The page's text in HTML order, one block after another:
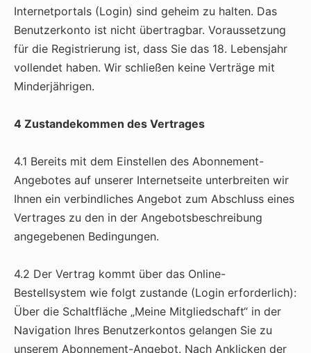
Internetportals (Login) sind geheim zu halten. Das
Benutzerkonto ist nicht übertragbar. Voraussetzung
für die Registrierung ist, dass Sie das 18. Lebensjahr
vollendet haben. Wir schließen keine Verträge mit
Minderjährigen.
4 Zustandekommen des Vertrages
4.1 Bereits mit dem Einstellen des Abonnement-
Angebotes auf unserer Internetseite unterbreiten wir
Ihnen ein verbindliches Angebot zum Abschluss eines
Vertrages zu den in der Angebotsbeschreibung
angegebenen Bedingungen.
4.2 Der Vertrag kommt über das Online-
Bestellsystem wie folgt zustande (Login erforderlich):
Über die Schaltfläche „Meine Mitgliedschaft“ in der
Navigation Ihres Benutzerkontos gelangen Sie zu
unserem Abonnement-Angebot. Nach Anklicken der